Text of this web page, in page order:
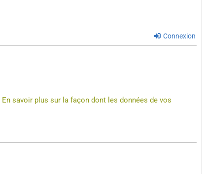
Connexion
En savoir plus sur la façon dont les données de vos